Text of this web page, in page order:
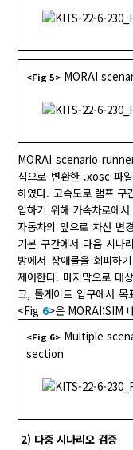
<Fig 5> MORAI
MORAI scenario
식으로 변환한 .xosc 파
하였다. 고속도로 램프 구
입하기 위해 가속차로에
자동차의 앞으로 차선 변
기본 구간에서 다음 시나
방에서 장애물을 회피하
제어한다. 마지막으로 대
고, 톨게이트 입구에서
<Fig 6>은 MORAI:SIM
<Fig 6> Multiple
section
2) 다중 시나리오 검증